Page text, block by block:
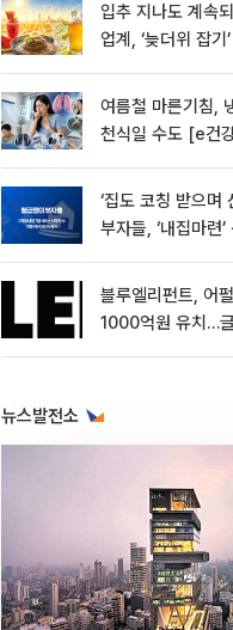
입추 지나도 계속
업계, ‘늦더위 잡기
여름철 마른기침,
천식일 수도 [e건
‘집도 코칭 받으며
부자들, ‘내집마련’
블루엘리펀트, 어
1000억원 유치…
뉴스발전소